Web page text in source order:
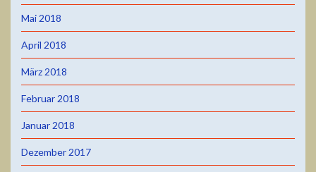
Mai 2018
April 2018
März 2018
Februar 2018
Januar 2018
Dezember 2017